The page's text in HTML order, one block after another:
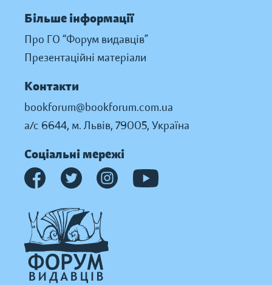
Більше інформації
Про ГО “Форум видавців”
Презентаційні матеріали
Контакти
bookforum@bookforum.com.ua
а/с 6644, м. Львів, 79005, Україна
Соціальні мережі